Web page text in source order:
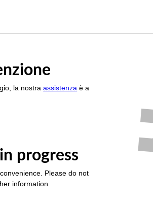
la nostraassistenza è a
progress
Please do not
information